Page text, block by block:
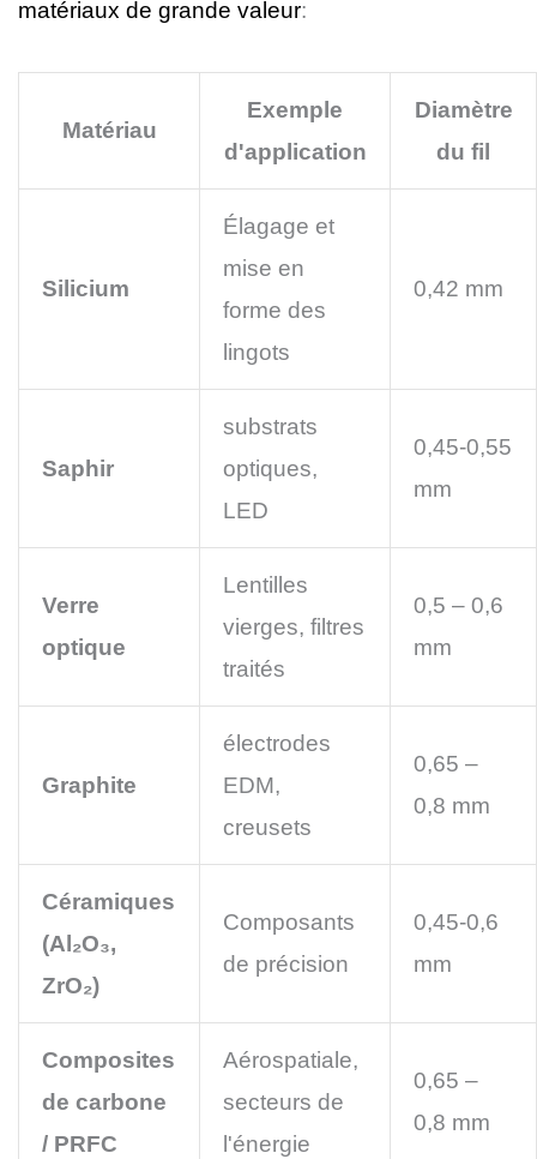
matériaux de grande valeur:
Matériau
Exemple
d'application
Diamètre
du fil
Silicium
Élagage et
mise en
forme des
lingots
0,42 mm
Saphir
substrats
optiques,
LED
0,45-0,55
mm
Verre
optique
Lentilles
vierges, filtres
traités
0,5 – 0,6
mm
Graphite
électrodes
EDM,
creusets
0,65 –
0,8 mm
Céramiques
(Al₂O₃,
ZrO₂)
Composants
de précision
0,45-0,6
mm
Composites
de carbone
/ PRFC
Aérospatiale,
secteurs de
l'énergie
0,65 –
0,8 mm